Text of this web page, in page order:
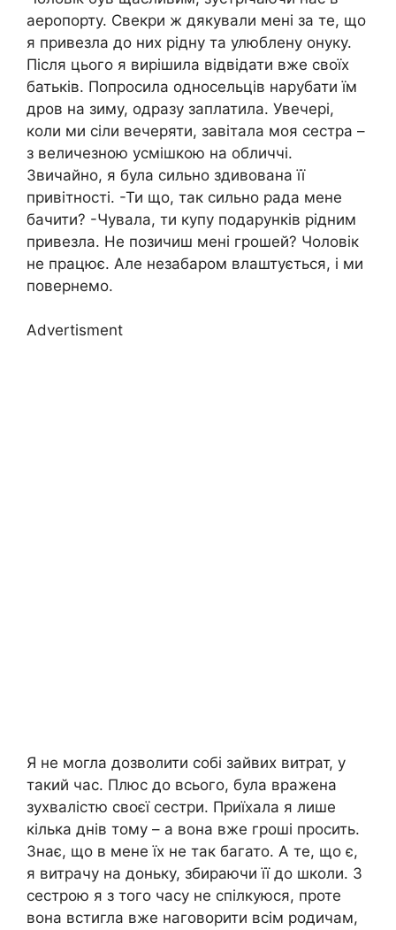
аеропорту. Свекри ж дякували мені за те, що
я привезла до них рідну та улюблену онуку.
Після цього я вирішила відвідати вже своїх
батьків. Попросила односельців нарубати їм
дров на зиму, одразу заплатила. Увечері,
коли ми сіли вечеряти, завітала моя сестра –
з величезною усмішкою на обличчі.
Звичайно, я була сильно здивована її
привітності. -Ти що, так сильно рада мене
бачити? -Чувала, ти купу подарунків рідним
привезла. Не позичиш мені грошей? Чоловік
не працює. Але незабаром влаштується, і ми
повернемо.
Advertisment
Я не могла дозволити собі зайвих витрат, у
такий час. Плюс до всього, була вражена
зухвалістю своєї сестри. Приїхала я лише
кілька днів тому – а вона вже гроші просить.
Знає, що в мене їх не так багато. А те, що є,
я витрачу на доньку, збираючи її до школи. З
сестрою я з того часу не спілкуюся, проте
вона встигла вже наговорити всім родичам,